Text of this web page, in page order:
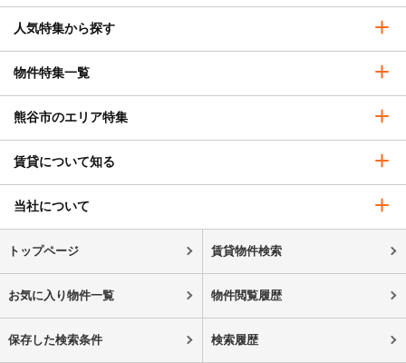
人気特集から探す
物件特集一覧
熊谷市のエリア特集
賃貸について知る
当社について
トップページ 賃貸物件検索
お気に入り物件一覧 物件閲覧履歴
保存した検索条件 検索履歴